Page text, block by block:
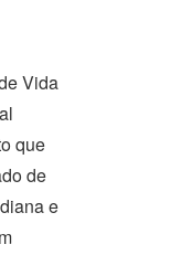
Vida
que
de
e